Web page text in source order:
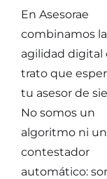
En Asesorae
combinamos la
agilidad digital
trato que
tu asesor de
No somos un
algoritmo ni un
contestador
automático: